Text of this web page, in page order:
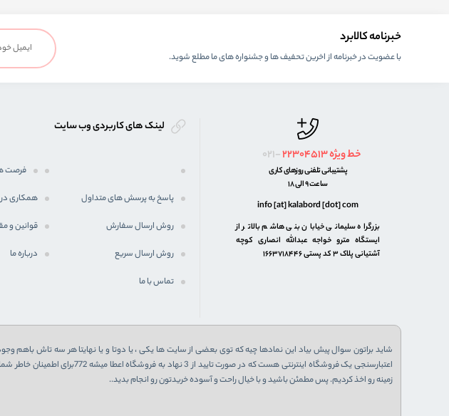
خبرنامه کالابرد
با عضویت در خبرنامه از اخرین تحفیف ها و جشنواره های ما مطلع شوید.
021- خط ویژه22304513
پشتیبانی تلفنی روزهای کاری
ساعت 9 الی 18
info [at] kalabord [dot] com
بزرگراه سلیمانی خیابان بنی هاشم بالاتر از
ایستگاه مترو خواجه عبدالله انصاری کوچه
آشتیانی پلاک ۳ کد پستی ۱۶۶۳۷۱۸۴۴۶
لینک های کاربردی وب سایت
فرصت
پاسخ به پرسش های متداول
همکاری
روش ارسال سفارش
قوانین و
روش ارسال سریع
درباره ما
تماس با ما
شاید براتون سوال پیش بیاد این نمادها چیه که توی بعضی از سایت ها یکی ، یا دوتا و یا نهایتا هر سه تاش باهم
اعتبارسنجی یک فروشگاه اینترنتی هست که در صورت
زمینه رو اخذ کردیم. پس مطمئن باشید و با خیال راحت و آسوده خریدتون رو انجام بدید..